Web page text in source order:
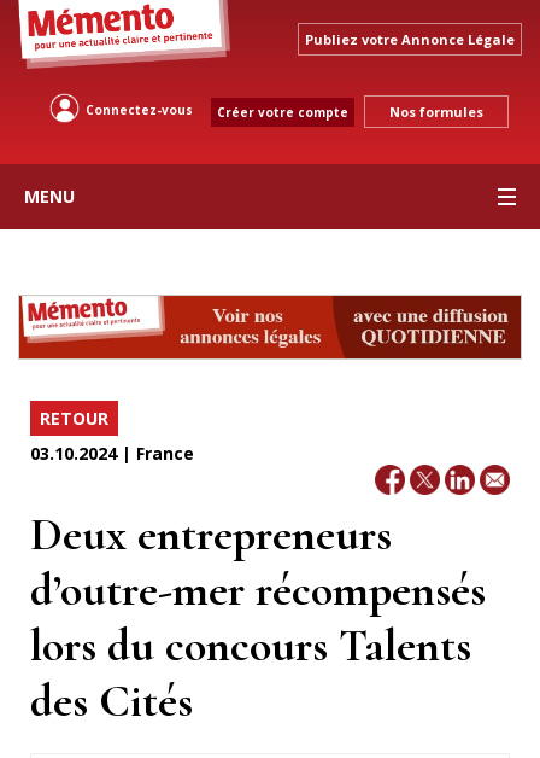
Publiez votre Annonce Légale
Connectez-vous Créer votre compte Nos formules
MENU
RETOUR
03.10.2024 | France
Deux entrepreneurs
d’outre-mer récompensés
lors du concours Talents
des Cités